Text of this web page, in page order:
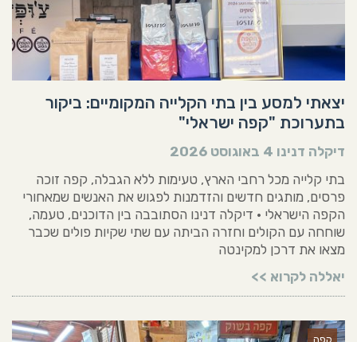
יצאתי למסע בין בתי הקלייה המקומיים: ביקור
בתערוכת "קפה ישראלי"
דיקלה דנינו 4 באוגוסט 2026
בתי קלייה מכל רחבי הארץ, טעימות ללא הגבלה, קפה זוכה
פרסים, מותגים חדשים והזדמנות לפגוש את האנשים שמאחורי
הקפה הישראלי • דיקלה דנינו הסתובבה בין הדוכנים, טעמה,
שוחחה עם הקולים וחזרה הביתה עם שתי שקיות פולים שכבר
מצאו את דרכן למקינטה
יאללה לקרוא >>
קפה